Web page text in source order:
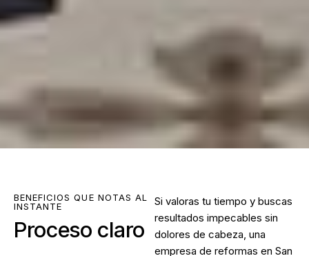
BENEFICIOS QUE NOTAS AL
INSTANTE
Proceso claro
Si valoras tu tiempo y buscas
resultados impecables sin
dolores de cabeza, una
empresa de reformas en San